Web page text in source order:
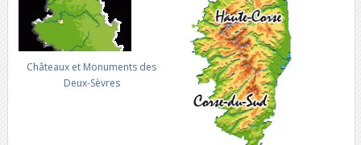
Châteaux et Monuments des
Deux-Sèvres